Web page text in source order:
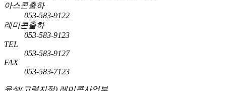
아스콘출하
053-583-9122
레미콘출하
053-583-9123
TEL
053-583-9127
FAX
053-583-7123
윤성(고령지점) 레미콘사업부